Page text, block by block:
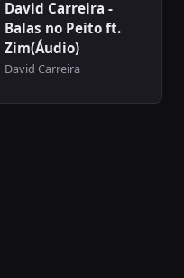
David Carreira -
Balas no Peito ft.
Zim(Áudio)
David Carreira